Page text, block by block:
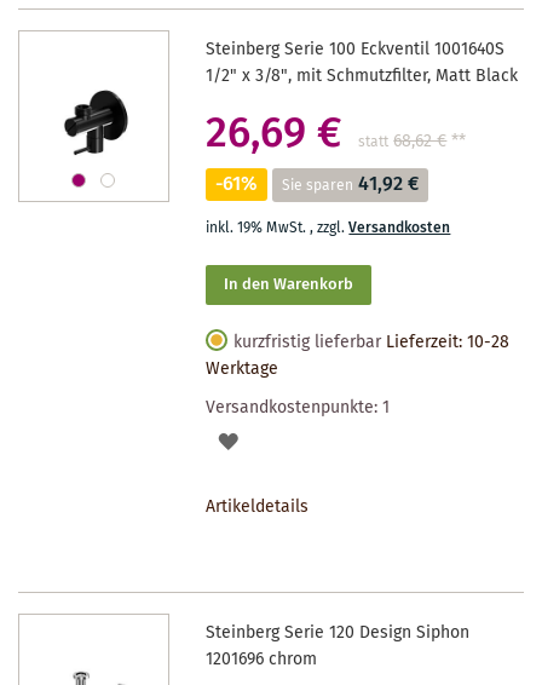
Steinberg Serie 100 Eckventil 1001640S
1/2" x 3/8", mit Schmutzfilter, Matt Black
26,69 € statt 68,62 €**
-61% Sie sparen 41,92 €
inkl. 19% MwSt.,zzgl.Versandkosten
In den Warenkorb
kurzfristig lieferbar Lieferzeit: 10-28
Werktage
Versandkostenpunkte:1
AUF
Artikeldetails
Steinberg Serie 120 Design Siphon
1201696 chrom